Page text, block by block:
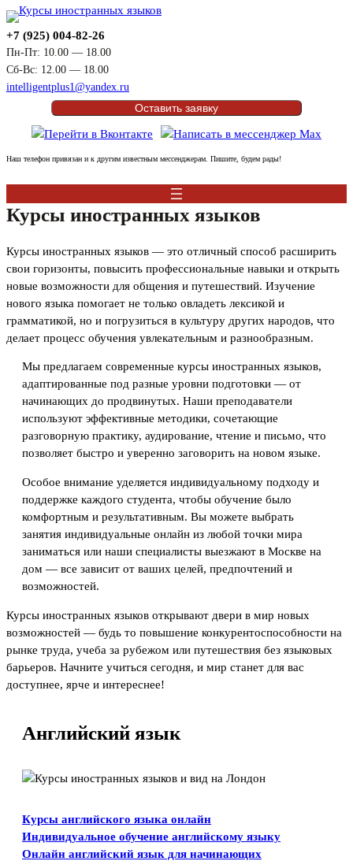
+7 (925) 004-82-26
Пн-Пт: 10.00 — 18.00
Сб-Вс: 12.00 — 18.00
intelligentplus1@yandex.ru
Оставить заявку
Наш телефон привязан и к другим известным мессенджерам. Пишите, будем рады!
Курсы иностранных языков
Курсы иностранных языков — это отличный способ расширить
свои горизонты, повысить профессиональные навыки и открыть
новые возможности для общения и путешествий. Изучение
нового языка помогает не только овладеть лексикой и
грамматикой, но и погрузиться в культуру других народов, что
делает процесс обучения увлекательным и разнообразным.
Мы предлагаем современные курсы иностранных языков,
адаптированные под разные уровни подготовки — от
начинающих до продвинутых. Наши преподаватели
используют эффективные методики, сочетающие
разговорную практику, аудирование, чтение и письмо, что
позволяет быстро и уверенно заговорить на новом языке.
Особое внимание уделяется индивидуальному подходу и
поддержке каждого студента, чтобы обучение было
комфортным и результативным. Вы можете выбрать
занятия индивидуальные онлайн из любой точки мира
заниматься или наши специалисты выезжают в Москве на
дом — все зависит от ваших целей, предпочтений и
возможностей.
Курсы иностранных языков открывают двери в мир новых
возможностей — будь то повышение конкурентоспособности на
рынке труда, учеба за рубежом или путешествия без языковых
барьеров. Начните учиться сегодня, и мир станет для вас
доступнее, ярче и интереснее!
Английский язык
Курсы английского языка онлайн
Индивидуальное обучение английскому языку
Онлайн английский язык для начинающих